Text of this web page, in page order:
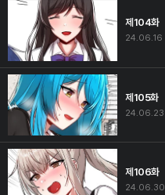
제104화
24.06.16
제105화
24.06.23
제106화
24.06.30